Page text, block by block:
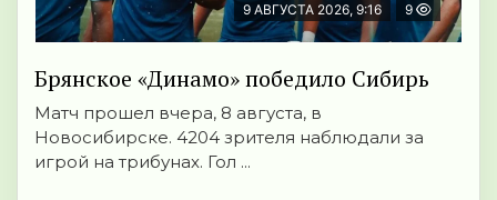
9 АВГУСТА 2026, 9:16 9
Брянское «Динамо» победило Сибирь
Матч прошел вчера, 8 августа, в
Новосибирске. 4204 зрителя наблюдали за
игрой на трибунах. Гол ...